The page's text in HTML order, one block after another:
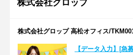
株式会社グロップ
株式会社グロップ 高松オフィス/
【データ入力】[急